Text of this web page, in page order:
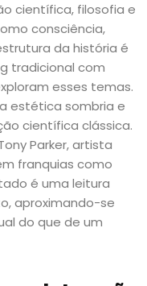
científica, filosofia e
consciência,
da história é
tradicional com
esses temas.
estética sombria e
científica clássica.
Parker, artista
franquias como
é uma leitura
aproximando-se
do que de um